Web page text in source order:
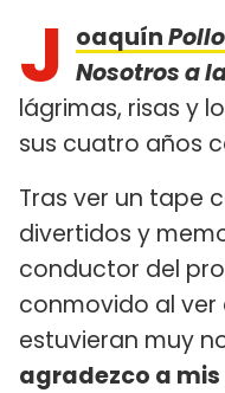
J oaquínPollo
Nosotros a
lágrimas, risas y
sus cuatro años
Tras ver un tape
divertidos y
conductor del
conmovido al
estuvieran muy
agradezco a